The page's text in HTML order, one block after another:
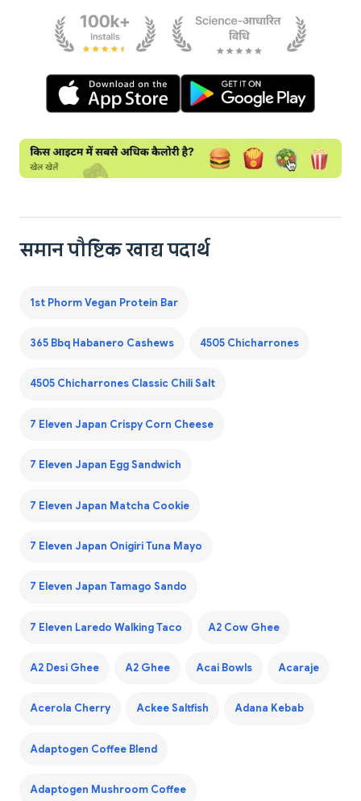
समान पौष्टिक खाद्य पदार्थ
1st Phorm Vegan Protein Bar
365 Bbq Habanero Cashews 4505 Chicharrones
4505 Chicharrones Classic Chili Salt
7 Eleven Japan Crispy Corn Cheese
7 Eleven Japan Egg Sandwich
7 Eleven Japan Matcha Cookie
7 Eleven Japan Onigiri Tuna Mayo
7 Eleven Japan Tamago Sando
7 Eleven Laredo Walking Taco A2 Cow Ghee
A2 Desi Ghee A2 Ghee Acai Bowls Acaraje
Acerola Cherry Ackee Saltfish Adana Kebab
Adaptogen Coffee Blend
Adaptogen Mushroom Coffee